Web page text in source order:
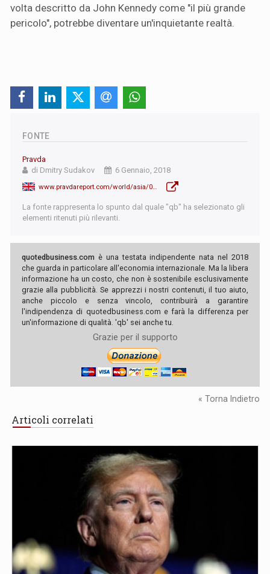
volta descritto da John Kennedy come "il più grande
pericolo", potrebbe diventare un'inquietante realtà.
FONTE
Pravda
di Dmitry Sudakov
6 Gennaio, 2018
www.pravdareport.com/world/asia/06-01-2018/139612-nuclear_button-0/
La fonte rappresenta lo spunto dal quale "qb" ha selezionato gli
elementi ritenuti più rilevanti.
quotedbusiness.com è una testata indipendente nata nel 2018
che guarda in particolare all'economia internazionale. Ma la libera
informazione ha un costo, che non è sostenibile esclusivamente
grazie alla pubblicità. Se apprezzi i nostri contenuti, il tuo aiuto,
anche piccolo e senza vincolo, contribuirà a garantire
l'indipendenza di quotedbusiness.com e farà la differenza per
un'informazione di qualità. 'qb' sei anche tu.
Grazie per il supporto
« Torna Indietro
Articoli correlati